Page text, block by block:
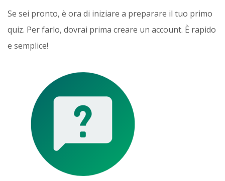
Se sei pronto, è ora di iniziare a preparare il tuo primo
quiz. Per farlo, dovrai prima creare un account. È rapido
e semplice!